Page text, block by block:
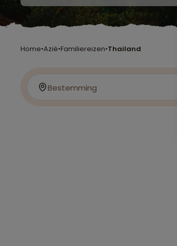
Home•Azië•Familiereizen•Thailand
Bestemming